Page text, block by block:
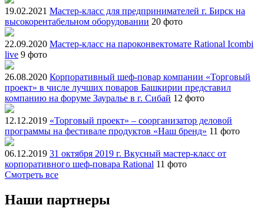
19.02.2021 Мастер-класс для предпринимателей г. Бирск на
высокорентабельном оборудовании 20 фото
22.09.2020 Мастер-класс на пароконвектомате Rational Icombi
live 9 фото
26.08.2020 Корпоративный шеф-повар компании «Торговый
проект» в числе лучших поваров Башкирии представил
компанию на форуме Зауралье в г. Сибай 12 фото
12.12.2019 «Торговый проект» – соорганизатор деловой
программы на фестивале продуктов «Наш бренд» 11 фото
06.12.2019 31 октября 2019 г. Вкусный мастер-класс от
корпоративного шеф-повара Rational 11 фото
Смотреть все
Наши партнеры